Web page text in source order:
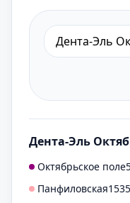
Дента-Эль
Дента-Эль
Октябрьское поле
Панфиловская